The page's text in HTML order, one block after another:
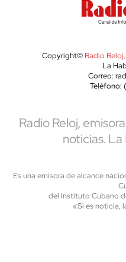
Copyright© Radio
La
Correo:
Teléfono:
Radio Reloj,
noticias. La
Es una emisora de alcance
del Instituto Cubano
«Si es noticia,